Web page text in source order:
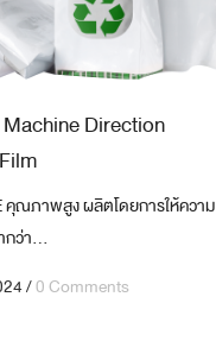
Direction
คุณภาพสูง ผลิตโดยการให้ความ
ว่า...
/0 Comments